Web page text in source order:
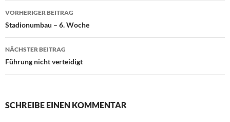
Beitragsnavigation
VORHERIGER BEITRAG
Stadionumbau – 6. Woche
NÄCHSTER BEITRAG
Führung nicht verteidigt
SCHREIBE EINEN KOMMENTAR